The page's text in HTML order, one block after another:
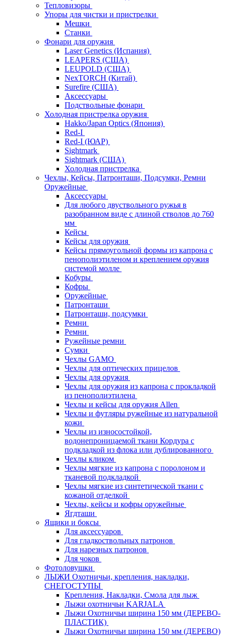
Тепловизоры
Упоры для чистки и пристрелки
Мешки
Станки
Фонари для оружия
Laser Genetics (Испания)
LEAPERS (США)
LEUPOLD (США)
NexTORCH (Китай)
Surefire (США)
Аксессуары
Подствольные фонари
Холодная пристрелка оружия
Hakko/Japan Optics (Япония)
Red-I
Red-I (ЮАР)
Sightmark
Sightmark (США)
Холодная пристрелка
Чехлы, Кейсы, Патронташи, Подсумки, Ремни
Оружейные
Аксессуары
Для любого двуствольного ружья в
разобранном виде с длиной стволов до 760
мм
Кейсы
Кейсы для оружия
Кейсы прямоугольной формы из капрона с
пенополиэтиленом и креплением оружия
системой молле
Кобуры
Кофры
Оружейные
Патронташи
Патронташи, подсумки
Ремни
Ремни
Ружейные ремни
Сумки
Чехлы GAMO
Чехлы для оптических прицелов
Чехлы для оружия
Чехлы для оружия из капрона с прокладкой
из пенополиэтилена
Чехлы и кейсы для оружия Allen
Чехлы и футляры ружейные из натуральной
кожи
Чехлы из износостойкой,
водонепроницаемой ткани Кордура с
подкладкой из флока или дублированного
Чехлы кликом
Чехлы мягкие из капрона с поролоном и
тканевой подкладкой
Чехлы мягкие из синтетической ткани с
кожаной отделкой
Чехлы, кейсы и кофры оружейные
Ягдташи
Ящики и боксы
Для аксессуаров
Для гладкоствольных патронов
Для нарезных патронов
Для чоков
Фотоловушки
ЛЫЖИ Охотничьи, крепления, накладки,
СНЕГОСТУПЫ
Крепления, Накладки, Смола для лыж
Лыжи охотничьи KARJALA
Лыжи Охотничьи ширина 150 мм (ДЕРЕВО-
ПЛАСТИК)
Лыжи Охотничьи ширина 150 мм (ДЕРЕВО)